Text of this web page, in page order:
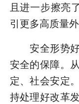
且进一步擦亮
引更多高质量外
安全形势好
安全的保障。
定、社会安定
持处理好改革